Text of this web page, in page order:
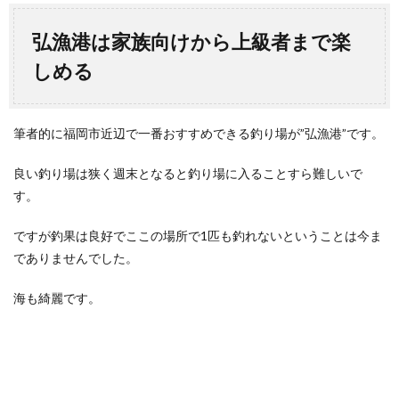
弘漁港は家族向けから上級者まで楽
しめる
筆者的に福岡市近辺で一番おすすめできる釣り場が”弘漁港”です。
良い釣り場は狭く週末となると釣り場に入ることすら難しいで
す。
ですが釣果は良好でここの場所で1匹も釣れないということは今ま
でありませんでした。
海も綺麗です。